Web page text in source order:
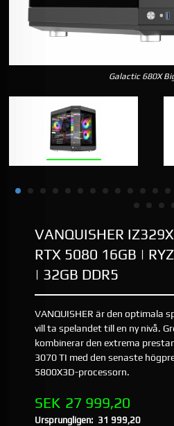
Galactic 680X
VANQUISHER
RTX 5080 16GB |
| 32GB DDR5
VANQUISHER är den optimala
vill ta spelandet till en ny nivå.
kombinerar den extrema
3070 TI med den senaste
5800X3D-processorn.
Erbjudande
SEK 27 999,20
Ursprungligen: 31 999,20